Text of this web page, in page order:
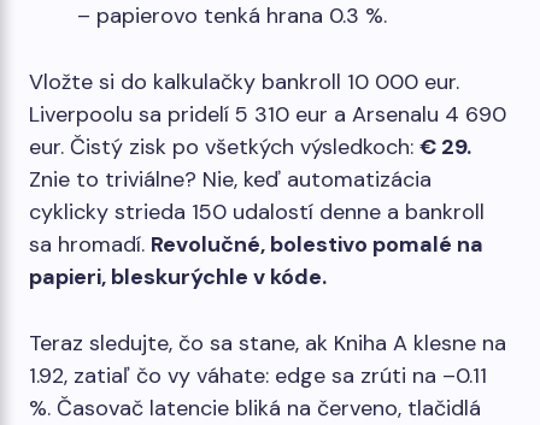
– papierovo tenká hrana 0.3 %.
Vložte si do kalkulačky bankroll 10 000 eur.
Liverpoolu sa pridelí 5 310 eur a Arsenalu 4 690
eur. Čistý zisk po všetkých výsledkoch: € 29.
Znie to triviálne? Nie, keď automatizácia
cyklicky strieda 150 udalostí denne a bankroll
sa hromadí. Revolučné, bolestivo pomalé na
papieri, bleskurýchle v kóde.
Teraz sledujte, čo sa stane, ak Kniha A klesne na
1.92, zatiaľ čo vy váhate: edge sa zrúti na –0.11
%. Časovač latencie bliká na červeno, tlačidlá